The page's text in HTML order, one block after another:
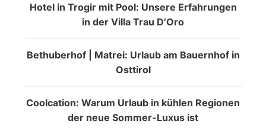
Hotel in Trogir mit Pool: Unsere Erfahrungen
in der Villa Trau D’Oro
Bethuberhof | Matrei: Urlaub am Bauernhof in
Osttirol
Coolcation: Warum Urlaub in kühlen Regionen
der neue Sommer-Luxus ist